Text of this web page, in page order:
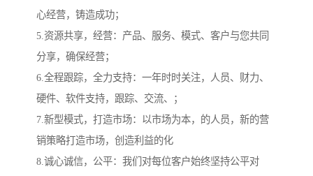
心经营，铸造成功；
5.资源共享，经营：产品、服务、模式、客户与您共同
分享，确保经营；
6.全程跟踪，全力支持：一年时时关注，人员、财力、
硬件、软件支持，跟踪、交流、；
7.新型模式，打造市场：以市场为本，的人员，新的营
销策略打造市场，创造利益的化
8.诚心诚信，公平：我们对每位客户始终坚持公平对